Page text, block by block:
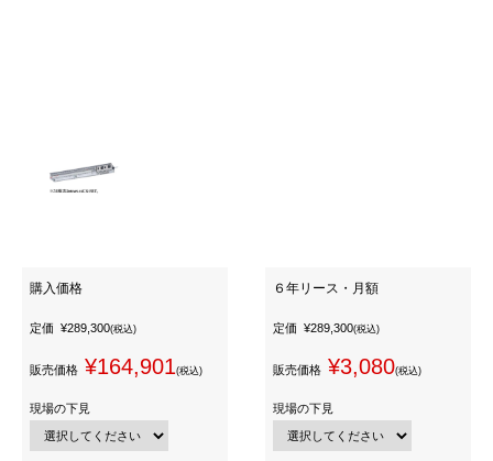
購入価格
定価 ¥289,300(税込)
販売価格 ¥164,901(税込)
現場の下見
６年リース・月額
定価 ¥289,300(税込)
販売価格 ¥3,080(税込)
現場の下見